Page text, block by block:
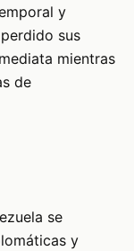
y
sus
mientras
de
se
y